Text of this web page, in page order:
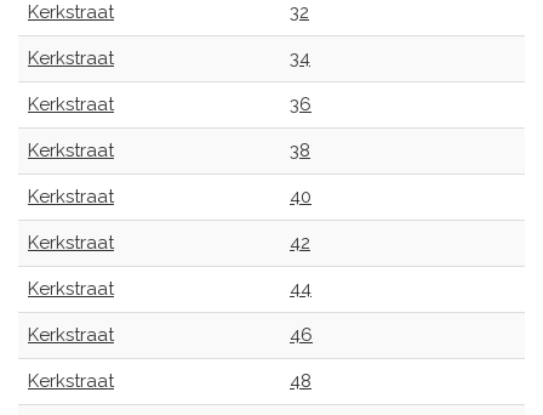
Kerkstraat 32
Kerkstraat 34
Kerkstraat 36
Kerkstraat 38
Kerkstraat 40
Kerkstraat 42
Kerkstraat 44
Kerkstraat 46
Kerkstraat 48